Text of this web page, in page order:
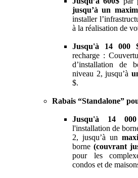
jusqu’à un
installer
à la réalisation de
Jusqu'à 14 000
recharge :
d’installation de
niveau 2, jusqu’à
$.
Rabais “Standalone”
Jusqu'à 14
l'installation de
2, jusqu’à un
borne (couvrant
pour les
condos et de